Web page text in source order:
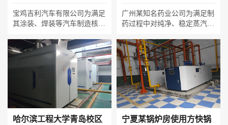
宝鸡吉利汽车有限公司为满足
其涂装、焊装等汽车制造核心
台方快8吨燃气承压热水锅
炉。该系统采用高效低氮燃烧
技术，承压运行保障了高温热
水的稳定输出与远距离输送；
智能控制系统可精准匹配生产
线动态负荷，在显著提升能源
利用率的同时满足严苛的环保
要求，为现代化汽车智能制造
广州某知名药业公司为满足制
药过程中对纯净、稳定蒸汽的
燃气蒸汽锅炉。该锅炉采用先
进低氮技术，在确保高热效率
的同时，满足环保排放标准。
其提供的洁净蒸汽为药品灭
菌、干燥等核心工序提供了可
靠保障，以卓越性能护航企业
高品质生产与绿色发展。
哈尔滨工程大学青岛校区
宁夏某锅炉房使用方快锅